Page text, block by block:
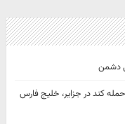
دشمن
کند در جزایر، خلیج فارس